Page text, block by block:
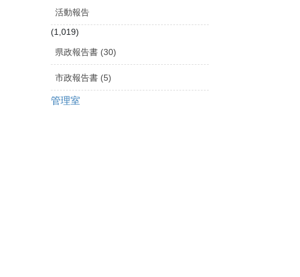
活動報告
(1,019)
県政報告書 (30)
市政報告書 (5)
管理室